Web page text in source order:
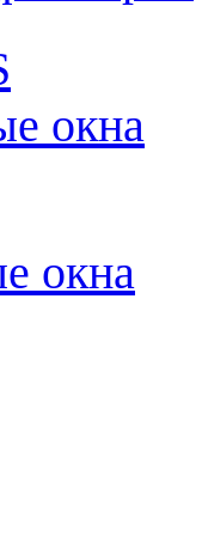
окна
окна